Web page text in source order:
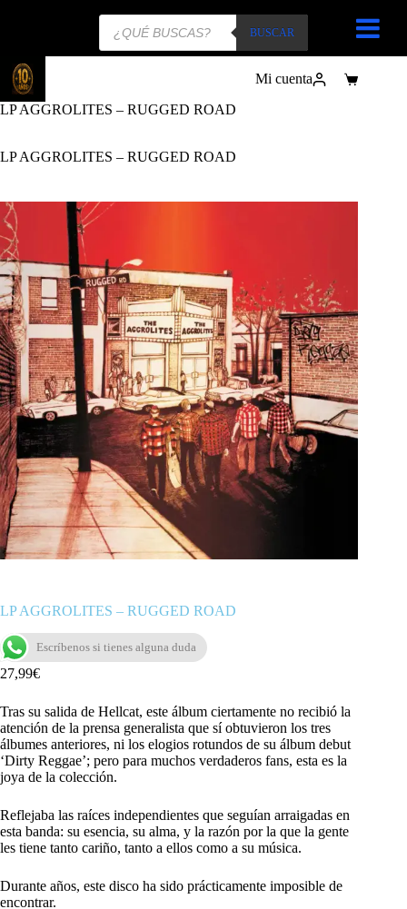
Búsqueda
BUSCAR
Mi cuenta
Carro
LP AGGROLITES – RUGGED ROAD
LP AGGROLITES – RUGGED ROAD
LP AGGROLITES – RUGGED ROAD
Escríbenos si tienes alguna duda
27,99€
Tras su salida de Hellcat, este álbum ciertamente no recibió la
atención de la prensa generalista que sí obtuvieron los tres
álbumes anteriores, ni los elogios rotundos de su álbum debut
‘Dirty Reggae’; pero para muchos verdaderos fans, esta es la
joya de la colección.
Reflejaba las raíces independientes que seguían arraigadas en
esta banda: su esencia, su alma, y ​​la razón por la que la gente
les tiene tanto cariño, tanto a ellos como a su música.
Durante años, este disco ha sido prácticamente imposible de
encontrar.